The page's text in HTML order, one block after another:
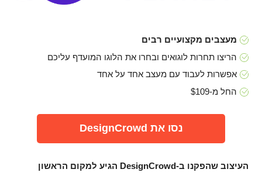
מעצבים מקצועיים רבים
הריצו תחרות לוגואים ובחרו את הלוגו המועדף עליכם
אפשרות לעבוד עם מעצב אחד על אחד
החל מ-$109
נסו את DesignCrowd
העיצוב שהפקנו ב-DesignCrowd הגיע למקום הראשון